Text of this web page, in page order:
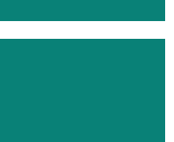
transferidos e